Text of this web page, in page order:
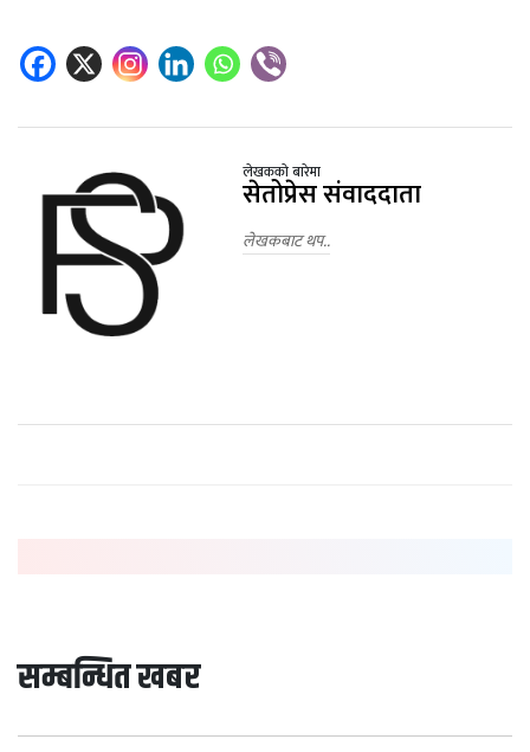
लेखकको बारेमा
सेतोप्रेस संवाददाता
लेखकबाट थप..
सम्बन्धित खबर